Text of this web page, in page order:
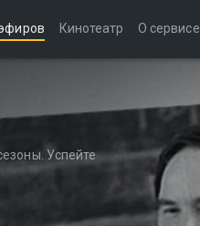
Кинотеатр О сервисе
Успейте